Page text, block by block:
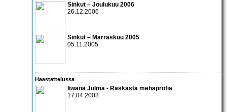
Sinkut – Joulukuu 2006
26.12.2006
Sinkut – Marraskuu 2005
05.11.2005
Haastattelussa
Iiwana Julma - Raskasta mehaprofia
17.04.2003